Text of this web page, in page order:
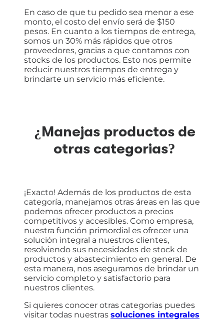
En caso de que tu pedido sea menor a ese
monto, el costo del envío será de $150
pesos. En cuanto a los tiempos de entrega,
somos un 30% más rápidos que otros
proveedores, gracias a que contamos con
stocks de los productos. Esto nos permite
reducir nuestros tiempos de entrega y
brindarte un servicio más eficiente.
¿Manejas productos de
otras categorias?
¡Exacto! Además de los productos de esta
categoría, manejamos otras áreas en las que
podemos ofrecer productos a precios
competitivos y accesibles. Como empresa,
nuestra función primordial es ofrecer una
solución integral a nuestros clientes,
resolviendo sus necesidades de stock de
productos y abastecimiento en general. De
esta manera, nos aseguramos de brindar un
servicio completo y satisfactorio para
nuestros clientes.
Si quieres conocer otras categorias puedes
visitar todas nuestras soluciones integrales